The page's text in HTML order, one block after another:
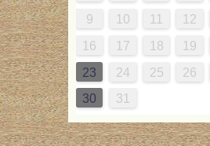
16 17
23 24
30 31
17 18
24 25
20 21
27 28
16 17
23 24
30 31
18 19
25 26
14 15
21 22
28 29
16 17
23 24
30
19 20
26 27
15 16
22 23
29 30
18 19
25 26
17 18
24 25
31
20 21
27 28
16 17
23 24
30 31
18 19
25 26
14 15
21 22
28 29
16 17
23 24
30
19 20
26 27
15 16
22 23
29 30
17 18
24 25
20 21
27 28
20 21
27 28
16 17
23 24
30 31
19 20
26 27
14 15
21 22
28 29
17 18
24 25
31
16 17
23 24
30 31
18 19
25 26
9 10 11 12
16 17 18 19
23 24 25 26
30 31
15 16
22 23
29
18 19
25 26
14 15
21 22
28 29
16 17
23 24
30
15 16
22 23
29 30
18 19
25 26
16 17
23 24
30 31
15 16
22 23
29 30
18 19
25 26
14 15
21 22
28 29
16 17
23 24
30
19 20
26 27
17 18
24 25
20 21
27 28